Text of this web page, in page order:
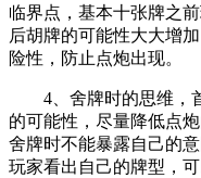
临界点，基本十张牌之
后胡牌的可能性大大增
险性，防止点炮出现。
4、舍牌时的思维，首
的可能性，尽量降低点
舍牌时不能暴露自己的
玩家看出自己的牌型，